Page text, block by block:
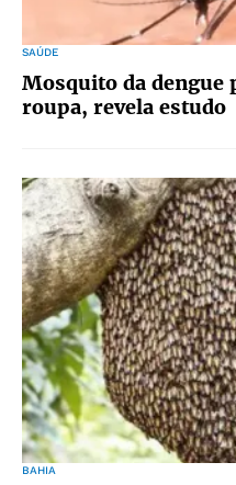
SAÚDE
Mosquito da dengue
roupa, revela estudo
BAHIA